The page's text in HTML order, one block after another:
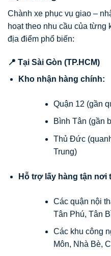
Chành xe phục vụ giao –
hoạt theo nhu cầu của
địa điểm phổ biến:
📍 Tại Sài Gòn (TP.HCM)
Kho nhận hàng chính:
Quận 12 (gần
Bình Tân (gần
Thủ Đức
Trung)
Hỗ trợ lấy hàng tận nơi
Các quận nội
Tân Phú, Tân
Các khu công
Môn, Nhà Bè,